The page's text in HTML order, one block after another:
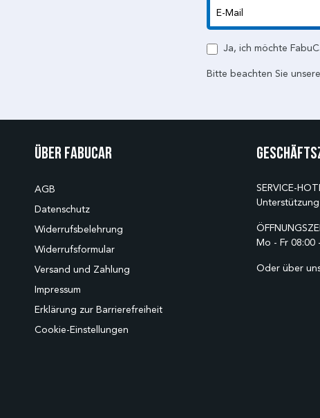
Ja, ich möchte
Bitte beachten Sie unsere
Über Fabucar
AGB
Datenschutz
Widerrufsbelehrung
Widerrufsformular
Versand und Zahlung
Impressum
Erklärung zur Barrierefreiheit
Cookie-Einstellungen
SERVICE-
Mo - Fr 08:00
Oder über